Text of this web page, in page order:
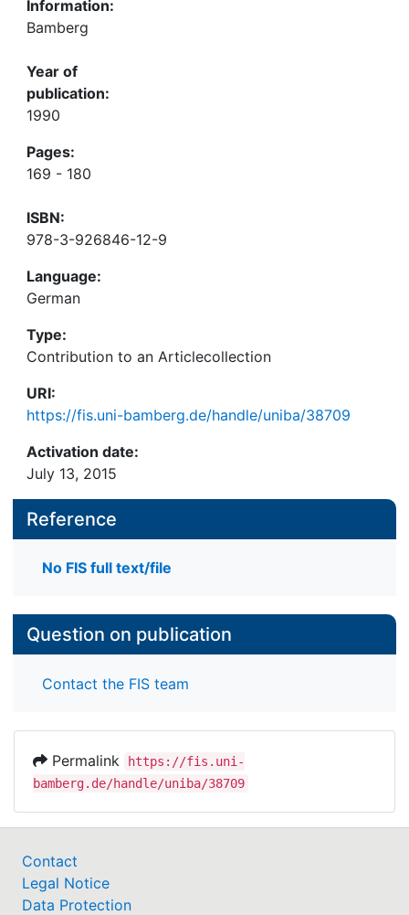
Information:
Bamberg
Year of
publication:
1990
Pages:
169 - 180
ISBN:
978-3-926846-12-9
Language:
German
Type:
Contribution to an Articlecollection
URI:
https://fis.uni-bamberg.de/handle/uniba/38709
Activation date:
July 13, 2015
Reference
No FIS full text/file
Question on publication
Contact the FIS team
Permalink
https://fis.uni-
bamberg.de/handle/uniba/38709
Contact
Legal Notice
Data Protection